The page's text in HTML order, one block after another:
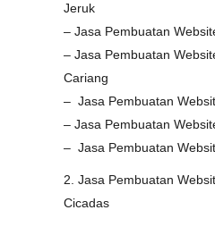
Jeruk
– Jasa Pembuatan
– Jasa Pembuatan
Cariang
– Jasa Pembuatan
– Jasa Pembuatan
– Jasa Pembuatan
2. Jasa Pembuatan
Cicadas